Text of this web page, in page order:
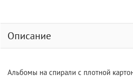
Описание
Альбомы на спирали с плотной